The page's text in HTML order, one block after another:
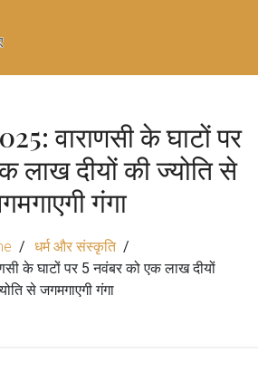
वाराणसी के घाटों पर
लाख दीयों की ज्योति से
गंगा
धर्म और संस्कृति
के घाटों पर 5 नवंबर को एक लाख दीयों
से जगमगाएगी गंगा